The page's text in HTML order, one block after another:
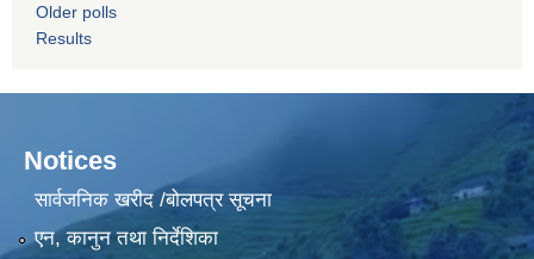
Older polls
Results
Notices
सार्वजनिक खरीद /बोलपत्र सूचना
एन, कानुन तथा निर्देशिका